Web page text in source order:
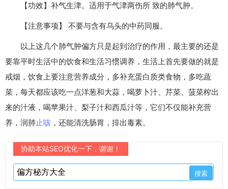
【功效】补气生津。适用于气津两伤所 致的肺气肿。
【注意事项】 不要与含有乌头的中药同服。
以上这几个肺气肿偏方只是起到治疗的作用，最主要的还是
要靠平时生活中的饮食和生活习惯调养，生活上首先要做的就是
戒烟，饮食上要注意营养成分，多补充蛋白质类食物，多吃蔬
菜，每天都应该吃一点洋葱和大蒜，喝萝卜汁、芹菜、菠菜榨出
来的汁液，喝苹果汁、梨子汁和西瓜汁等，它们不仅能补充营
养，润肺止咳 ，还能清洗肠胃，排出毒素。
协助本站SEO优化一下，谢谢！